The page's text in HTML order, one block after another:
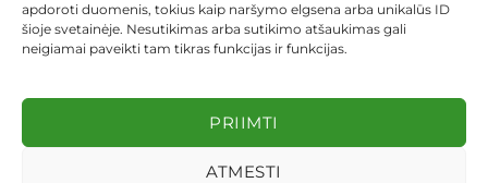
apdoroti duomenis, tokius kaip naršymo elgsena arba unikalūs ID
šioje svetainėje. Nesutikimas arba sutikimo atšaukimas gali
neigiamai paveikti tam tikras funkcijas ir funkcijas.
PRIIMTI
ATMESTI
KEITIMAS IR GRĄŽINIMAS
PRIVATUMO POLITIKA
Visos teisės saugomos 2026 ©dekosodas.lt